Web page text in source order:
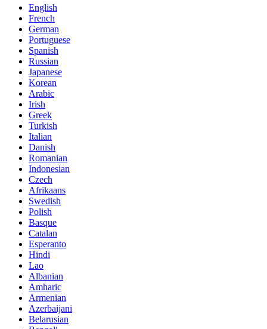
English
French
German
Portuguese
Spanish
Russian
Japanese
Korean
Arabic
Irish
Greek
Turkish
Italian
Danish
Romanian
Indonesian
Czech
Afrikaans
Swedish
Polish
Basque
Catalan
Esperanto
Hindi
Lao
Albanian
Amharic
Armenian
Azerbaijani
Belarusian